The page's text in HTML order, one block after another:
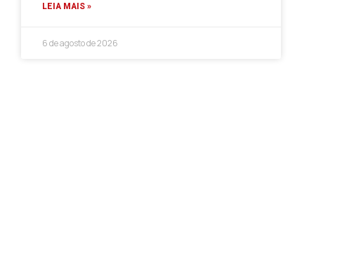
LEIA MAIS »
6 de agosto de 2026